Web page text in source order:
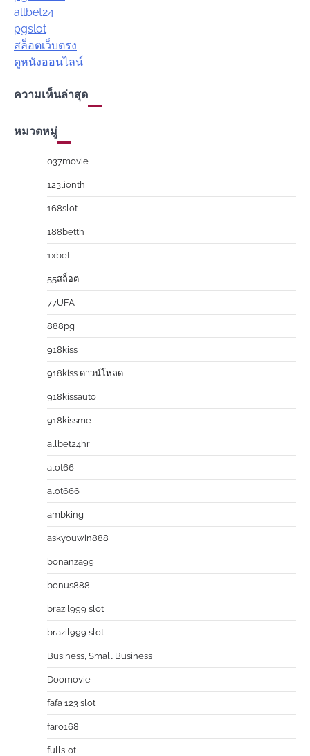
allbet24
pgslot
สล็อตเว็บตรง
ดูหนังออนไลน์
ความเห็นล่าสุด
หมวดหมู่
037movie
123lionth
168slot
188betth
1xbet
55สล็อต
77UFA
888pg
918kiss
918kiss ดาวน์โหลด
918kissauto
918kissme
allbet24hr
alot66
alot666
ambking
askyouwin888
bonanza99
bonus888
brazil999 slot
brazil999 slot
Business, Small Business
Doomovie
fafa 123 slot
faro168
fullslot